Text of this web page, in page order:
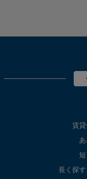
賃
長く探